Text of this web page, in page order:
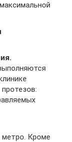
метро. Кроме